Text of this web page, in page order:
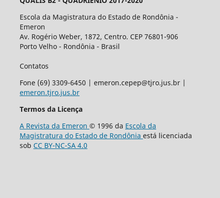
Escola da Magistratura do Estado de Rondônia -
Emeron
Av. Rogério Weber, 1872, Centro. CEP 76801-906
Porto Velho - Rondônia - Brasil
Contatos
Fone (69) 3309-6450 | emeron.cepep@tjro.jus.br |
emeron.tjro.jus.br
Termos da Licença
A Revista da Emeron © 1996 da Escola da
Magistratura do Estado de Rondônia está licenciada
sob CC BY-NC-SA 4.0